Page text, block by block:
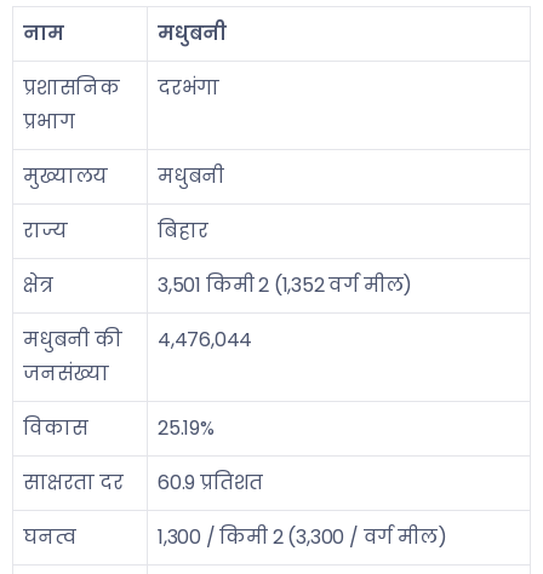
नाम
मधुबनी
प्रशासनिक
प्रभाग
दरभंगा
मुख्यालय
मधुबनी
राज्य
बिहार
क्षेत्र
3,501 किमी 2 (1,352 वर्ग मील)
मधुबनी की
जनसंख्या
4,476,044
विकास
25.19%
साक्षरता दर
60.9 प्रतिशत
घनत्व
1,300 / किमी 2 (3,300 / वर्ग मील)